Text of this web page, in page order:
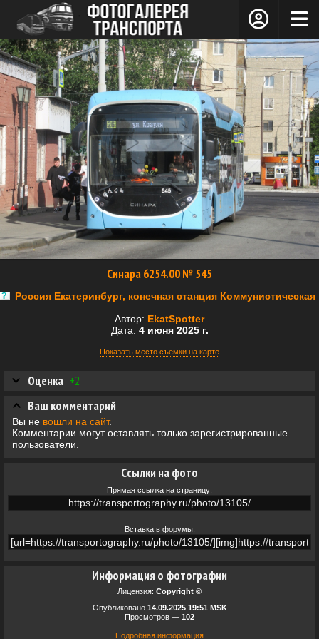
Синара 6254.00 № 545
Россия Екатеринбург, конечная станция Коммунистическая
Автор: EkatSpotter
Дата: 4 июня 2025 г.
Показать место съёмки на карте
Информация о фотографии
Лицензия: Copyright ©
Опубликовано 14.09.2025 19:51 MSK
Просмотров — 102
Подробная информация
Оценка +2
Ссылки на фото
Прямая ссылка на страницу:
Вставка в форумы:
Ваш комментарий
Вы не вошли на сайт.
Комментарии могут оставлять только зарегистрированные
пользователи.